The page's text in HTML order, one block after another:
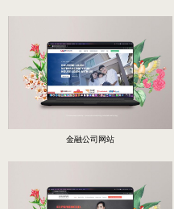
金融公司网站